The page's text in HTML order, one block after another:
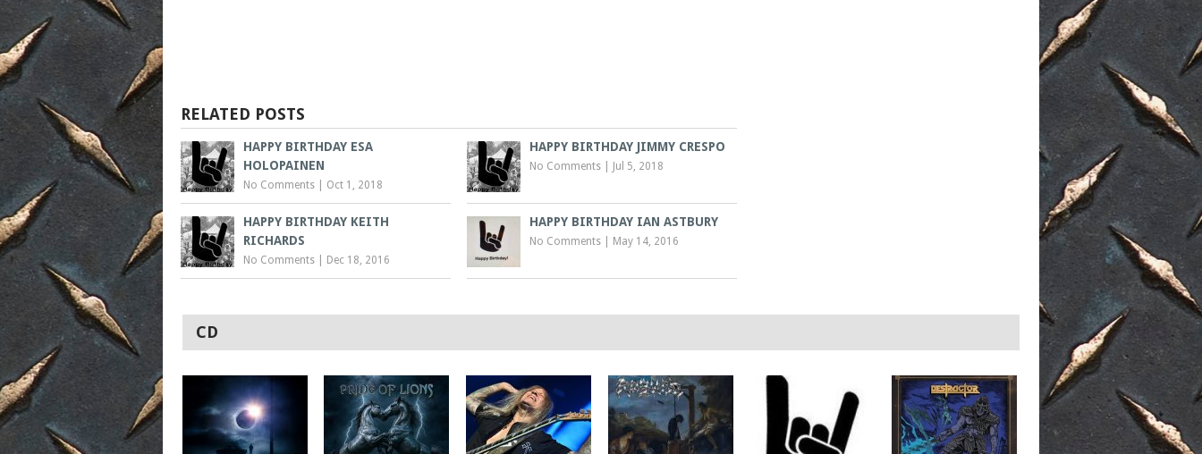
RELATED POSTS
HAPPY BIRTHDAY ESA
HOLOPAINEN
No Comments Oct 1, 2018
HAPPY BIRTHDAY JIMMY CRESPO
No Comments Jul 5, 2018
HAPPY BIRTHDAY KEITH
RICHARDS
No Comments Dec 18, 2016
HAPPY BIRTHDAY IAN ASTBURY
No Comments May 14, 2016
CD